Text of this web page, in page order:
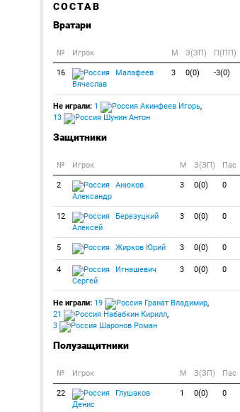
СОСТАВ
Вратари
№ Игрок M З(ЗП) П(ПП)
16
Малафеев
Вячеслав
3 0(0) -3(0)
Не играли: 1 Акинфеев Игорь,
13
Шунин Антон
Защитники
№ Игрок M З(ЗП) Пас
2
Анюков
Александр
3 0(0) 0
12
Березуцкий
Алексей
3 0(0) 0
5 Жирков Юрий 3 0(0) 0
4
Игнашевич
Сергей
3 0(0) 0
Не играли: 19 Гранат Владимир,
21
Набабкин Кирилл,
3
Шаронов Роман
Полузащитники
№ Игрок M З(ЗП) Пас
22
Глушаков
Денис
1 0(0) 0